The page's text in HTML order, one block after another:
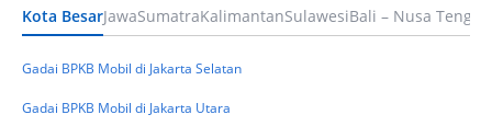
Keuangan
Masuk BI Checking? Simak Peraturan
Kota BesarJawaSumatraKalimantanSulawesiBali – Nusa
Gadai BPKB Mobil di Jakarta Selatan
Gadai BPKB Mobil di Jakarta Utara